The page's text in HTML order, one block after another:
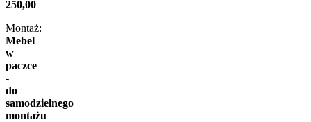
250,00
Montaż:
Mebel
w
paczce
-
do
samodzielnego
montażu